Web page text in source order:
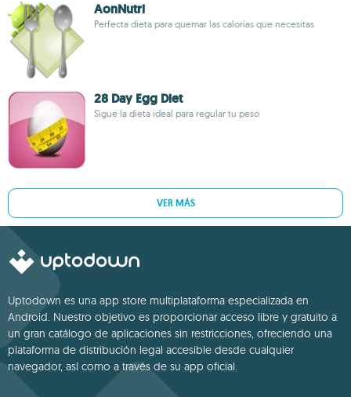
AonNutri
Perfecta dieta para quemar las calorías que necesitas
28 Day Egg Diet
Sigue la dieta ideal para regular tu peso
VER MÁS
Uptodown es una app store multiplataforma especializada en
Android. Nuestro objetivo es proporcionar acceso libre y gratuito a
un gran catálogo de aplicaciones sin restricciones, ofreciendo una
plataforma de distribución legal accesible desde cualquier
navegador, así como a través de su app oficial.